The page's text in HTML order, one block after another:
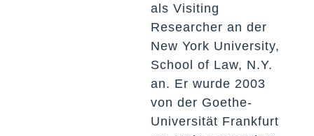
als Visiting
Researcher an der
New York University,
School of Law, N.Y.
an. Er wurde 2003
von der Goethe-
Universität Frankfurt